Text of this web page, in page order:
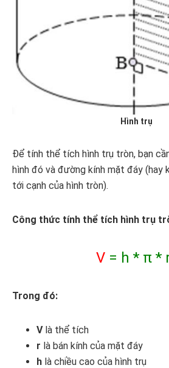
Hình trụ
Để tính thể tích hình trụ tròn, bạn
hình đó và đường kính mặt đáy (hay
tới cạnh của hình tròn).
Công thức tính thể tích hình trụ
V= h * π *
Trong đó:
Vlà thể tích
r là bán kính của mặt đáy
h là chiều cao của hình trụ